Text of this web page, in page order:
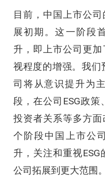
目前，中国上市公
展初期。这一阶段
升，即上市公司更加
视程度的增强。我们
司将从意识提升为
段，在公司ESG政策
投资者关系等多方面
个阶段中国上市公
升，关注和重视
公司拓展到更大范围。